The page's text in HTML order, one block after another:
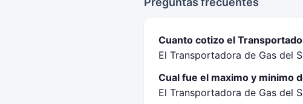
Cuanto cotizo el
El Transportadora de Gas del
Cual fue el maximo y minimo
El Transportadora de Gas del